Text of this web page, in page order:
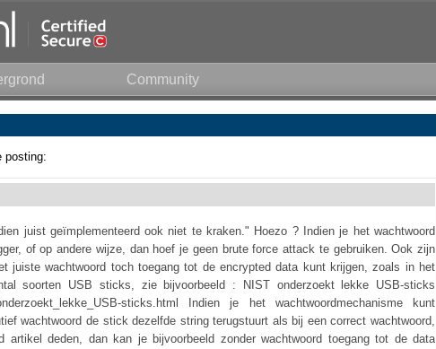
Community
posting:
juist geïmplementeerd ook niet te kraken." Hoezo ? Indien je het wachtwoord
of op andere wijze, dan hoef je geen brute force attack te gebruiken. Ook zijn
juiste wachtwoord toch toegang tot de encrypted data kunt krijgen, zoals in het
soorten USB sticks, zie bijvoorbeeld : NIST onderzoekt lekke USB-sticks
sticks.html Indien je het wachtwoordmechanisme kunt
wachtwoord de stick dezelfde string terugstuurt als bij een correct wachtwoord,
artikel deden, dan kan je bijvoorbeeld zonder wachtwoord toegang tot de data